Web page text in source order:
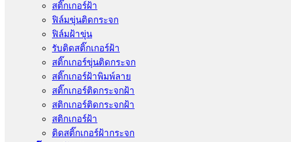
สติ๊กเกอร์ฝ้า
ฟิล์มขุ่นติดกระจก
ฟิล์มฝ้าขุ่น
รับติดสติ๊กเกอร์ฝ้า
สติ๊กเกอร์ขุ่นติดกระจก
สติ๊กเกอร์ฝ้าพิมพ์ลาย
สติ๊กเกอร์ติดกระจกฝ้า
สติกเกอร์ติดกระจกฝ้า
สติกเกอร์ฝ้า
ติดสติ๊กเกอร์ฝ้ากระจก